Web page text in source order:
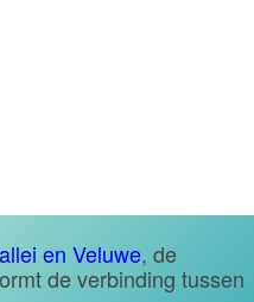
en Veluwe, de
de verbinding tussen